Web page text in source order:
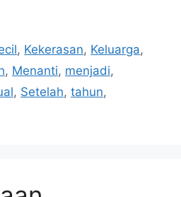
, Kekerasan, Keluarga,
, Menanti, menjadi,
, Setelah, tahun,